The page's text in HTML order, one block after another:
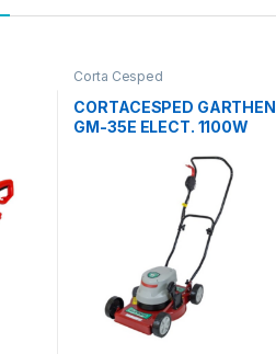
Corta Cesped
CORTACESPED GARTHEN
GM-35E ELECT. 1100W
DIAMETRO DE CORTE DE